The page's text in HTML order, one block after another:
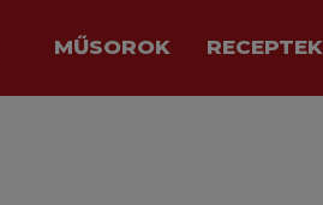
MŰSOROK RECEPTEK